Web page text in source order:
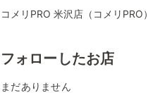
コメリPRO 米沢店（コメリPRO）
フォローしたお店
まだありません